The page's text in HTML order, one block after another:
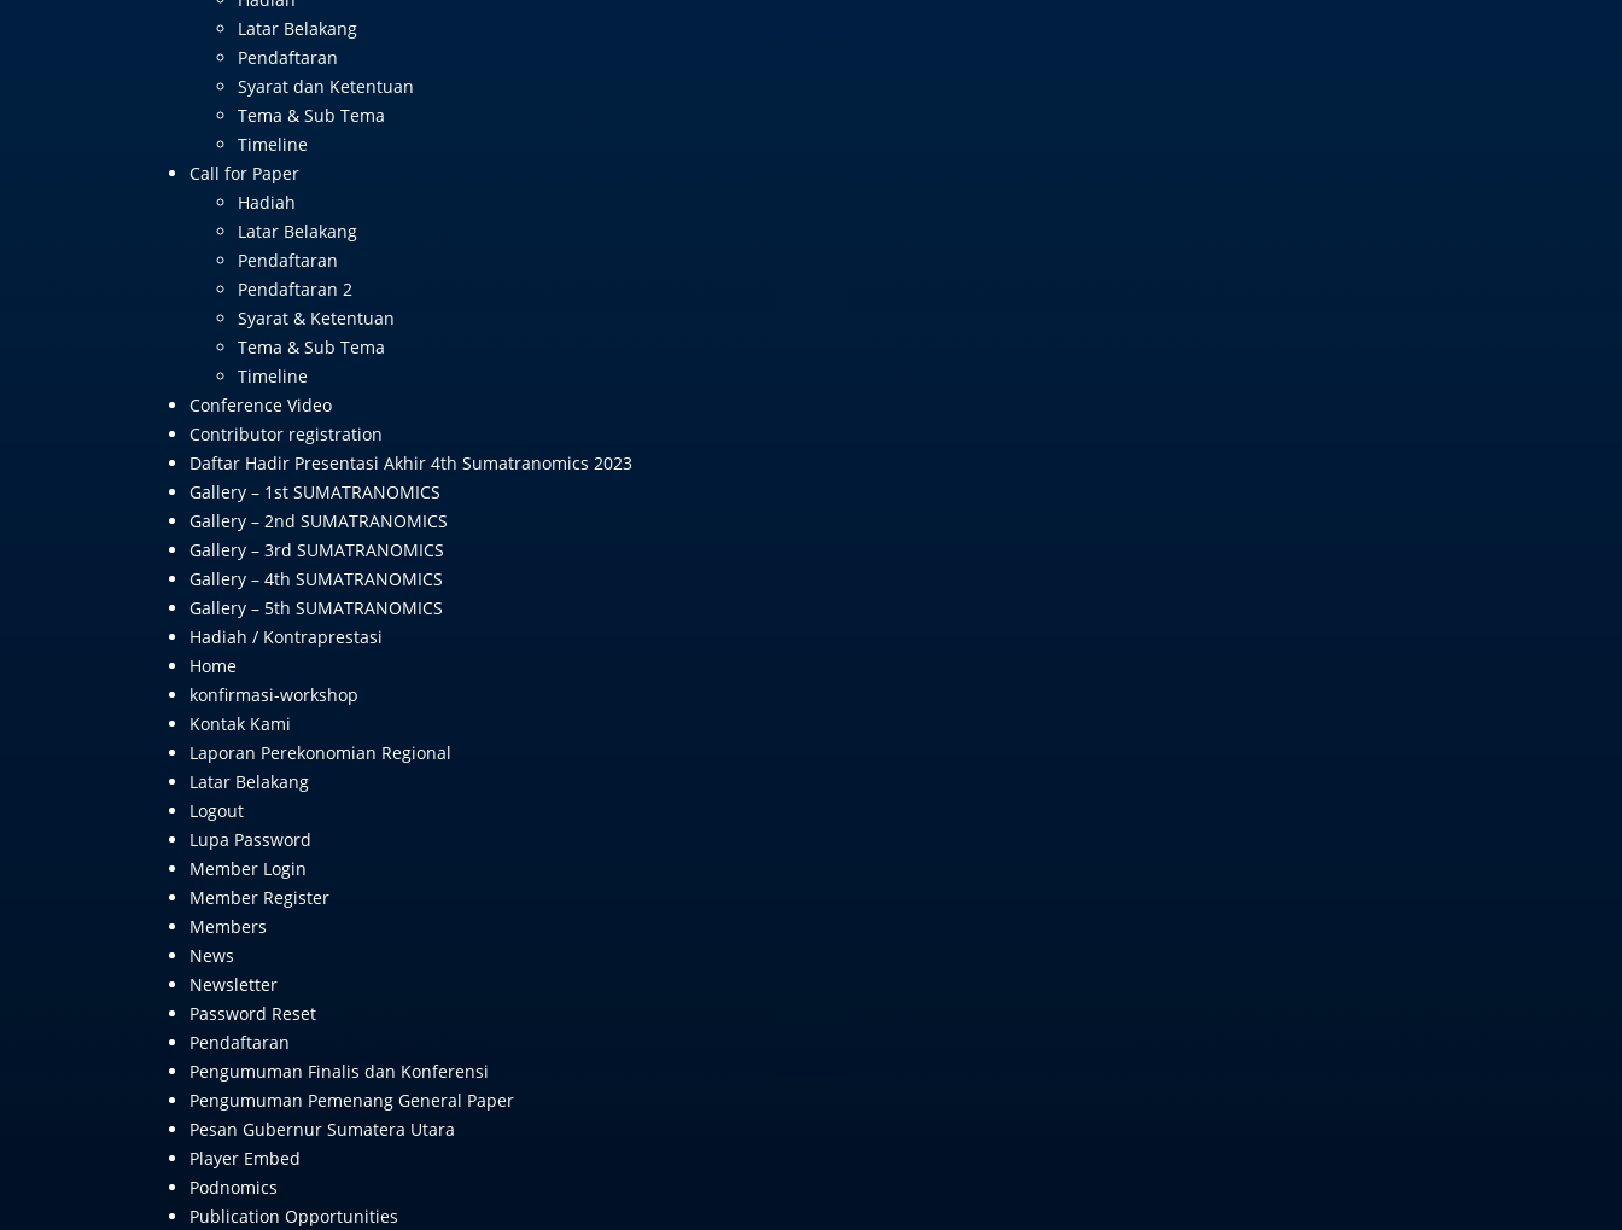
Latar Belakang
Pendaftaran
Syarat dan Ketentuan
Tema & Sub Tema
Timeline
Call for Paper
Hadiah
Latar Belakang
Pendaftaran
Pendaftaran 2
Syarat & Ketentuan
Tema & Sub Tema
Timeline
Conference Video
Contributor registration
Daftar Hadir Presentasi Akhir 4th Sumatranomics 2023
Gallery – 1st SUMATRANOMICS
Gallery – 2nd SUMATRANOMICS
Gallery – 3rd SUMATRANOMICS
Gallery – 4th SUMATRANOMICS
Gallery – 5th SUMATRANOMICS
Hadiah / Kontraprestasi
Home
konfirmasi-workshop
Kontak Kami
Laporan Perekonomian Regional
Latar Belakang
Logout
Lupa Password
Member Login
Member Register
Members
News
Newsletter
Password Reset
Pendaftaran
Pengumuman Finalis dan Konferensi
Pengumuman Pemenang General Paper
Pesan Gubernur Sumatera Utara
Player Embed
Podnomics
Publication Opportunities